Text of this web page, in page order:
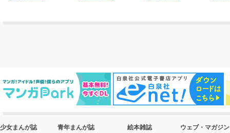
少女まんが誌 青年まんが誌 絵本雑誌 ウェブ・マガジン